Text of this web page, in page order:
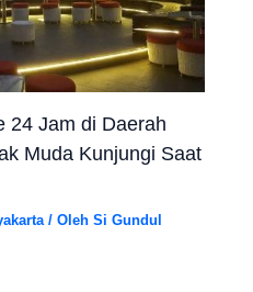
24 Jam di Daerah
Muda Kunjungi Saat
/ OlehSi Gundul